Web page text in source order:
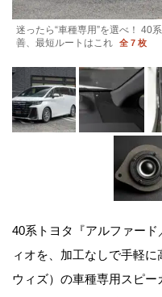
迷ったら“車種専用”を選べ！ 40
善、最短ルートはこれ
全 7 枚
40系トヨタ『アルファー
ィオを、加工なしで手軽
ウィズ）の車種専用スピ